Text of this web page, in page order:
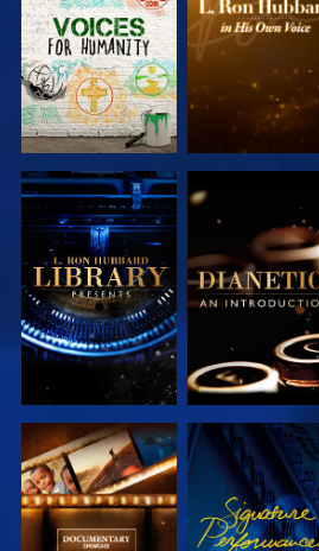
SERIE
SERIE
VERKEN DE
SERIE
VERKEN DE
SERIE
VERKEN DE
SERIE
KIJK